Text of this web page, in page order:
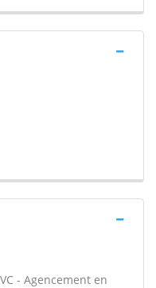
- Agencement en